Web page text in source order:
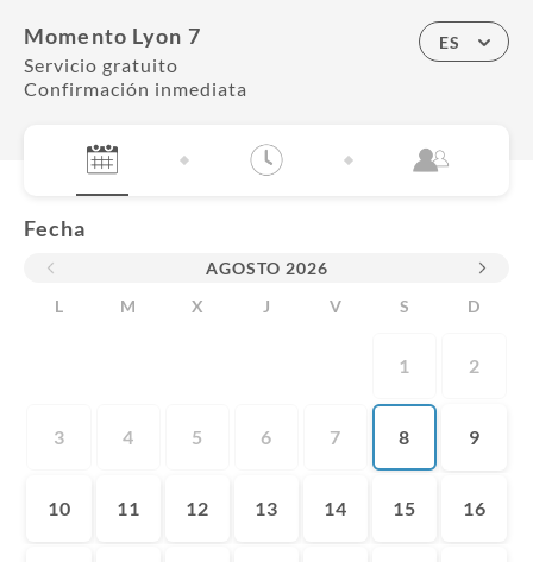
Momento Lyon 7
Servicio gratuito
Confirmación inmediata
ES
Fecha
AGOSTO 2026
L
M X J V S D
1 2
3 4 5 6 7 8 9
10 11 12 13 14 15 16